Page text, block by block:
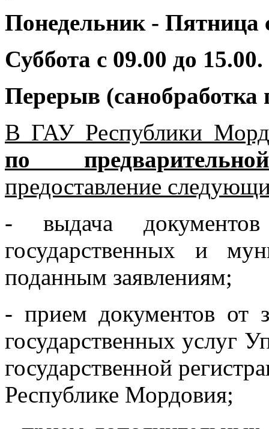
Понедельник - Пятница
Суббота с 09.00 до 15.00.
Перерыв (санобработка
В ГАУ Республики
по
предоставление
- выдача
государственных и
поданным заявлениям;
- прием документов от
государственных услуг
государственной
Республике Мордовия;